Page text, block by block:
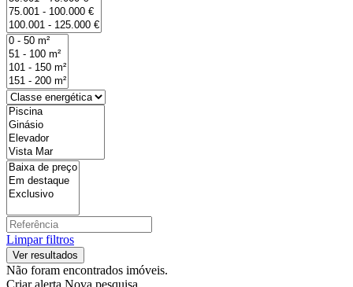
Limpar filtros
Não foram encontrados imóveis.
Criar alerta Nova pesquisa